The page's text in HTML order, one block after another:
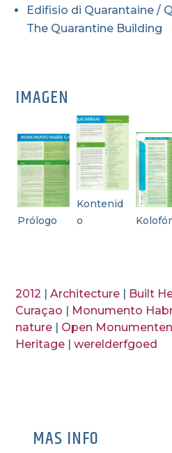
Edifisio di Quarantaine /
The Quarantine Building
IMAGEN
Prólogo
Kontenid
o
2012 |Architecture | Built
Curaçao | Monumento
nature | Open
Heritage |werelderfgoed
MAS INFO